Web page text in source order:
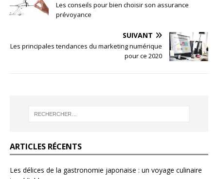
Les conseils pour bien choisir son assurance
prévoyance
SUIVANT
Les principales tendances du marketing numérique
pour ce 2020
ARTICLES RÉCENTS
Les délices de la gastronomie japonaise : un voyage culinaire